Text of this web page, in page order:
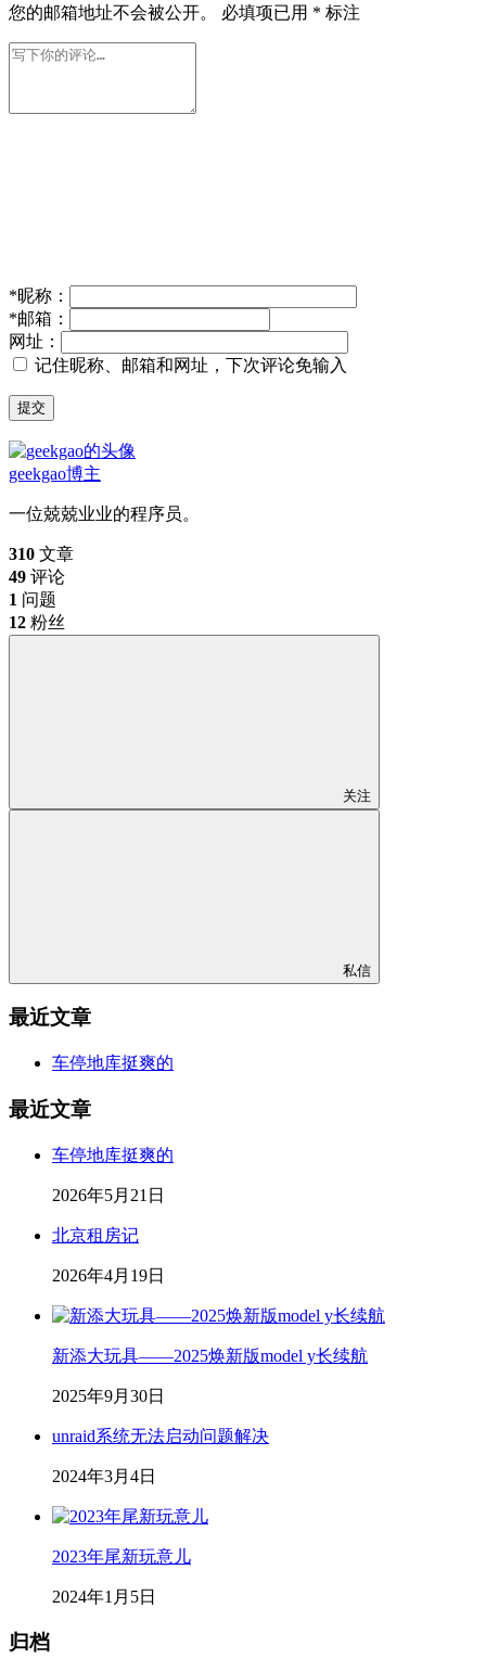
您的邮箱地址不会被公开。 必填项已用 * 标注
*昵称：
*邮箱：
网址：
记住昵称、邮箱和网址，下次评论免输入
提交
geekgao博主
一位兢兢业业的程序员。
310 文章
49 评论
1 问题
12 粉丝
关注
私信
最近文章
车停地库挺爽的
最近文章
车停地库挺爽的
2026年5月21日
北京租房记
2026年4月19日
新添大玩具——2025焕新版model y长续航
2025年9月30日
unraid系统无法启动问题解决
2024年3月4日
2023年尾新玩意儿
2024年1月5日
归档